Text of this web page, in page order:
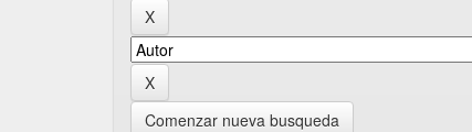
Comenzar nueva busqueda